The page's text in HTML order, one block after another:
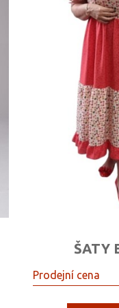
ŠATY
Prodejní cena